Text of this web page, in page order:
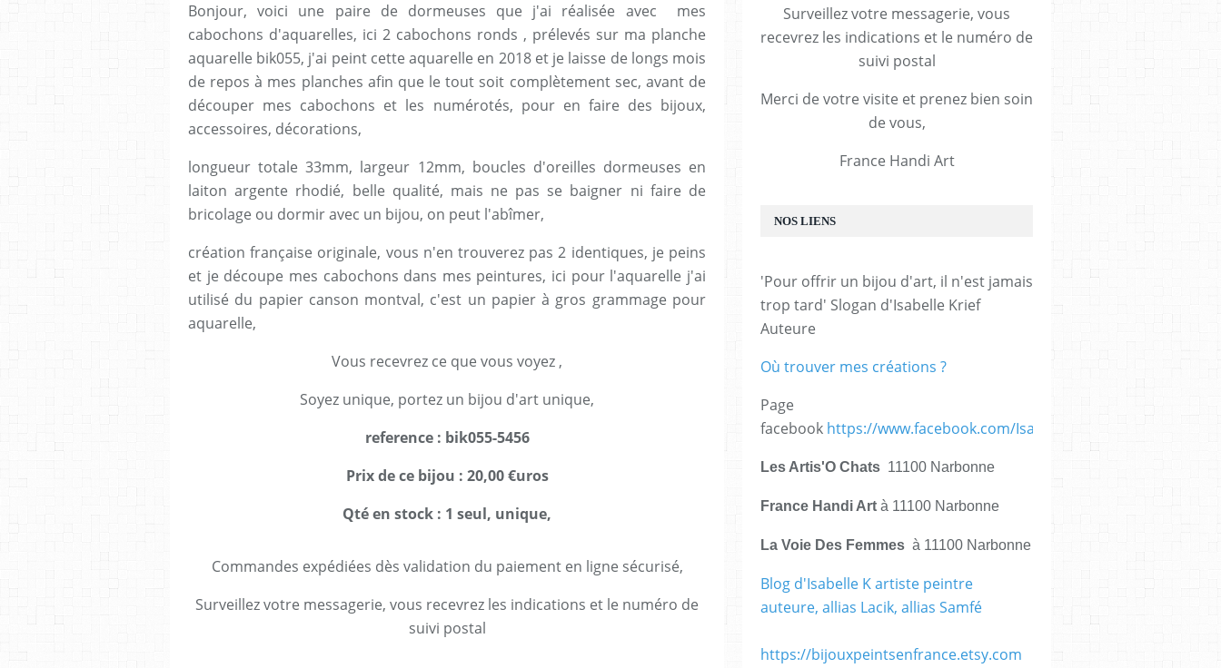
Bonjour, voici une paire de dormeuses que j'ai réalisée avec mes
cabochons d'aquarelles, ici 2 cabochons ronds , prélevés sur ma planche
aquarelle bik055, j'ai peint cette aquarelle en 2018 et je laisse de longs mois
de repos à mes planches afin que le tout soit complètement sec, avant de
découper mes cabochons et les numérotés, pour en faire des bijoux,
accessoires, décorations,
longueur totale 33mm, largeur 12mm, boucles d'oreilles dormeuses en
laiton argente rhodié, belle qualité, mais ne pas se baigner ni faire de
bricolage ou dormir avec un bijou, on peut l'abîmer,
création française originale, vous n'en trouverez pas 2 identiques, je peins
et je découpe mes cabochons dans mes peintures, ici pour l'aquarelle j'ai
utilisé du papier canson montval, c'est un papier à gros grammage pour
aquarelle,
Vous recevrez ce que vous voyez ,
Soyez unique, portez un bijou d'art unique,
reference : bik055-5456
Prix de ce bijou : 20,00 €uros
Qté en stock : 1 seul, unique,
Commandes expédiées dès validation du paiement en ligne sécurisé,
Surveillez votre messagerie, vous recevrez les indications et le numéro de
suivi postal
Surveillez votre messagerie, vous
recevrez les indications et le numéro de
suivi postal
Merci de votre visite et prenez bien soin
de vous,
France Handi Art
NOS LIENS
'Pour offrir un bijou d'art, il n'est jamais
trop tard' Slogan d'Isabelle Krief
Auteure
Où trouver mes créations ?
Page
facebook https://www.facebook.com/IsabelleKrief.ArtistePeintre/
Les Artis'O Chats 11100 Narbonne
France Handi Art à 11100 Narbonne
La Voie Des Femmes à 11100 Narbonne
Blog d'Isabelle K artiste peintre
auteure, allias Lacik, allias Samfé
https://bijouxpeintsenfrance.etsy.com